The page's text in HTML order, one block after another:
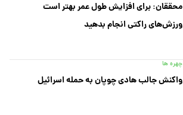
محققان: برای افزایش طول عمر بهتر است
ورزش‌های راکتی انجام بدهید
چهره ها
واکنش جالب هادی چوپان به حمله اسرائیل